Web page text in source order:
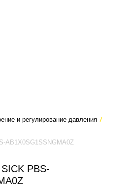
и регулирование давления /
AB1X0SG1SSNGMA0Z
PBS-